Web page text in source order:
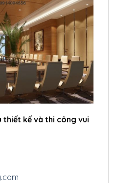
thiết kế và thi công vui